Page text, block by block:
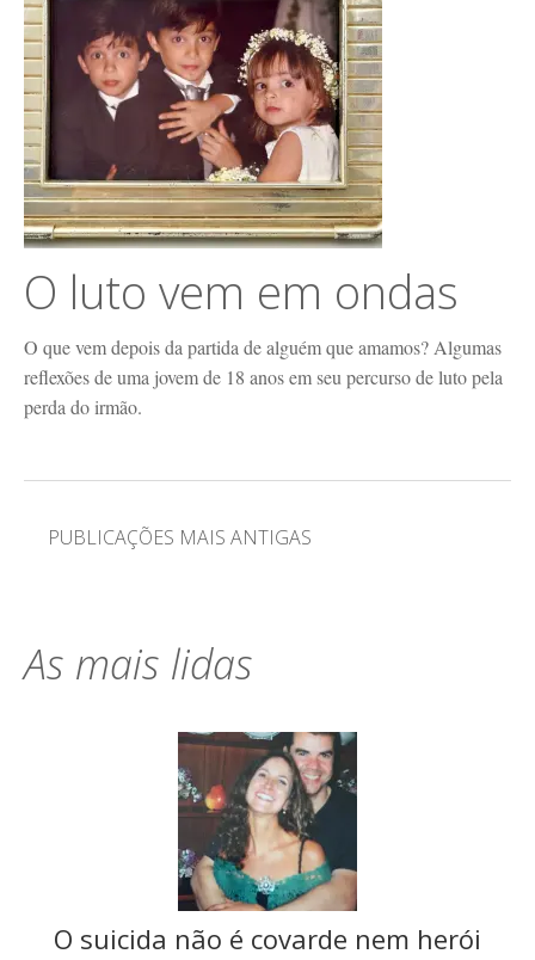
O luto vem em ondas
O que vem depois da partida de alguém que amamos? Algumas
reflexões de uma jovem de 18 anos em seu percurso de luto pela
perda do irmão.
Navegação
PUBLICAÇÕES MAIS ANTIGAS
As mais lidas
O suicida não é covarde nem herói